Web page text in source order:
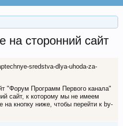
на сторонний сайт
sredstva-dlya-uhoda-za-
"Форум Программ Первого канала"
сайт, к которому мы не имеем
на кнопку ниже, чтобы перейти к by-